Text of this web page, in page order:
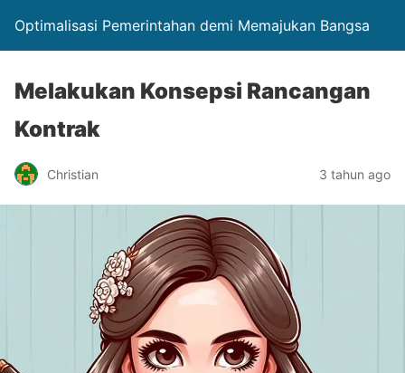
Optimalisasi Pemerintahan demi Memajukan Bangsa
Melakukan Konsepsi Rancangan
Kontrak
Christian 3 tahun ago